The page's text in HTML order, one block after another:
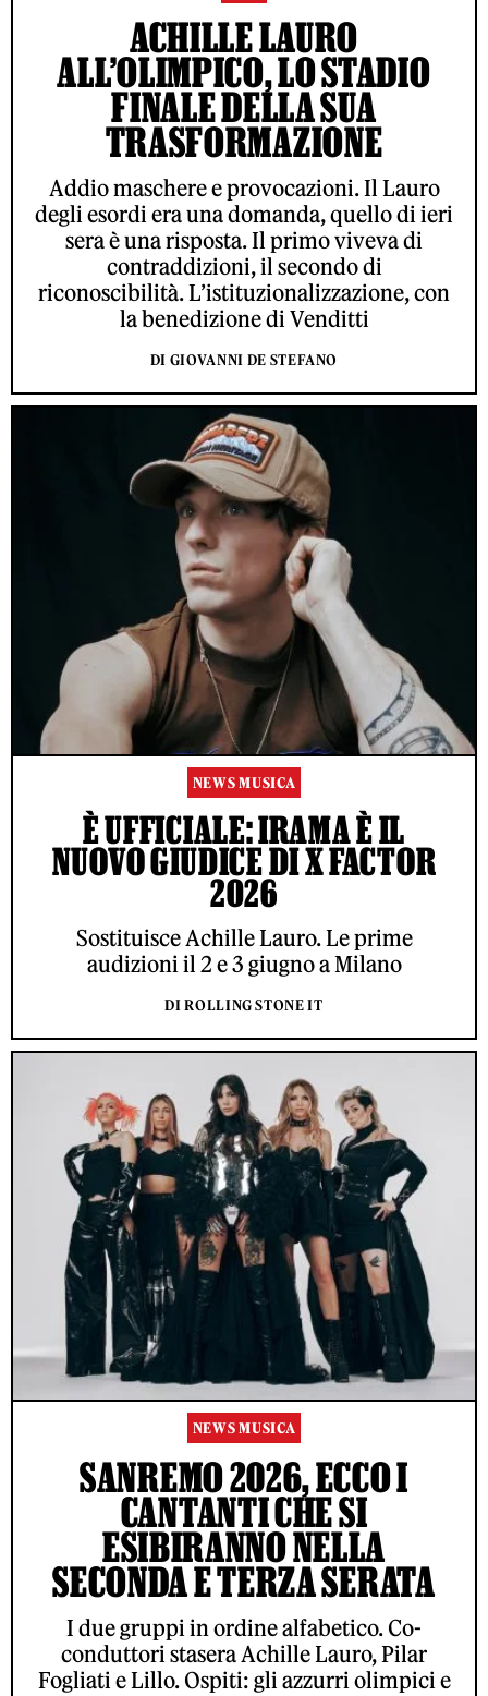
ACHILLE LAURO
ALL’OLIMPICO, LO STADIO
FINALE DELLA SUA
TRASFORMAZIONE
Addio maschere e provocazioni. Il Lauro
degli esordi era una domanda, quello di ieri
sera è una risposta. Il primo viveva di
contraddizioni, il secondo di
riconoscibilità. L’istituzionalizzazione, con
la benedizione di Venditti
DI GIOVANNI DE STEFANO
NEWS MUSICA
È UFFICIALE: IRAMA È IL
NUOVO GIUDICE DI X FACTOR
2026
Sostituisce Achille Lauro. Le prime
audizioni il 2 e 3 giugno a Milano
DI ROLLING STONE IT
NEWS MUSICA
SANREMO 2026, ECCO I
CANTANTI CHE SI
ESIBIRANNO NELLA
SECONDA E TERZA SERATA
I due gruppi in ordine alfabetico. Co-
conduttori stasera Achille Lauro, Pilar
Fogliati e Lillo. Ospiti: gli azzurri olimpici e